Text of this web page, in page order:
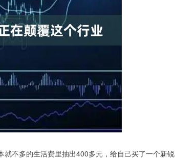
不多的生活费里抽出400多元，给自己买了一个新锐